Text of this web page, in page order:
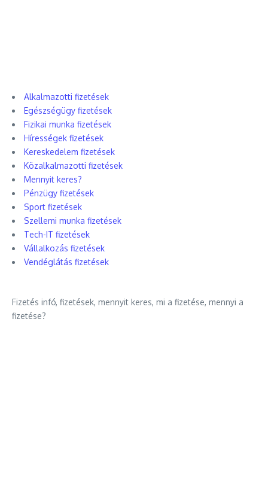
Alkalmazotti fizetések
Egészségügy fizetések
Fizikai munka fizetések
Hírességek fizetések
Kereskedelem fizetések
Közalkalmazotti fizetések
Mennyit keres?
Pénzügy fizetések
Sport fizetések
Szellemi munka fizetések
Tech-IT fizetések
Vállalkozás fizetések
Vendéglátás fizetések
Fizetés infó, fizetések, mennyit keres, mi a fizetése, mennyi a
fizetése?